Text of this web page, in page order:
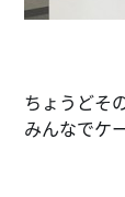
ちょうどそ
みんなでケ